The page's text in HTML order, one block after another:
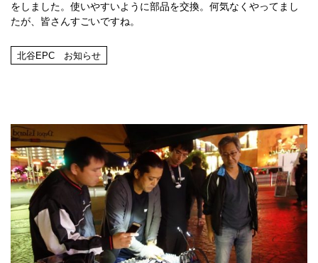
をしました。使いやすいように部品を交換。何気なくやってまし
たが、皆さんすごいですね。
北谷EPC お知らせ